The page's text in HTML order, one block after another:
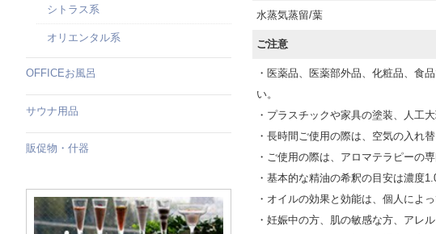
水蒸気蒸留/葉
ご注意
・医薬品、医薬部外品、化粧品、食
い。
・プラスチックや家具の塗装、人工
・長時間ご使用の際は、空気の入れ
・ご使用の際は、アロマテラピーの
・基本的な精油の希釈の目安は濃度
・オイルの効果と効能は、個人によ
・妊娠中の方、肌の敏感な方、アレ
シトラス系
オリエンタル系
OFFICEお風呂
サウナ用品
販促物・什器